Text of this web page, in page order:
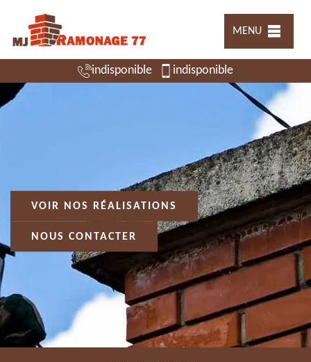
MENU
indisponible indisponible
VOIR NOS RÉALISATIONS
NOUS CONTACTER